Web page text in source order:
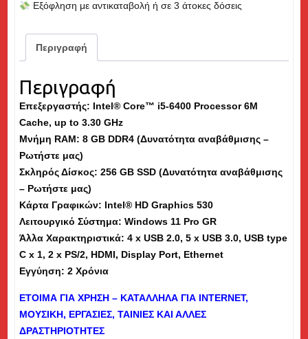
3.30GHz,
RAM,
256GB
-
Εκθεσιακό
(md)
ποσότητα
Εξόφληση με αντικαταβολή ή σε 3 άτοκες δόσεις
Περιγραφή
Περιγραφή
Επεξεργαστής: Intel® Core™ i5-6400 Processor 6M
Cache, up to 3.30 GHz
Μνήμη RAM: 8 GB DDR4 (Δυνατότητα αναβάθμισης –
Ρωτήστε μας)
Σκληρός Δίσκος: 256 GB SSD (Δυνατότητα αναβάθμισης
– Ρωτήστε μας)
Κάρτα Γραφικών: Intel® HD Graphics 530
Λειτουργικό Σύστημα: Windows 11Pro GR
Άλλα Χαρακτηριστικά: 4 x USB 2.0, 5 x USB 3.0, USB type
C x 1, 2 x PS/2, HDMI, Display Port, Ethernet
Εγγύηση: 2 Χρόνια
ΕΤΟΙΜΑ ΓΙΑ ΧΡΗΣΗ – ΚΑΤΑΛΛΗΛΑ ΓΙΑ INTERNET,
ΜΟΥΣΙΚΗ, ΕΡΓΑΣΙΕΣ, ΤΑΙΝΙΕΣ ΚΑΙ ΑΛΛΕΣ
ΔΡΑΣΤΗΡΙΟΤΗΤΕΣ